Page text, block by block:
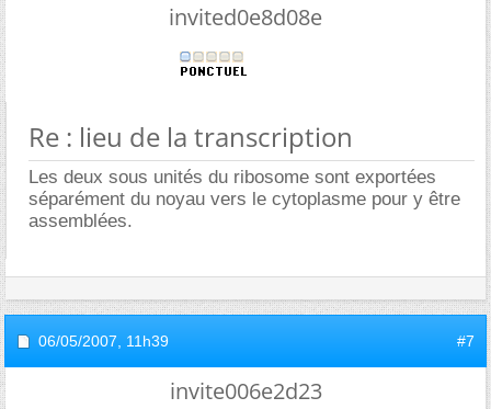
invited0e8d08e
Re : lieu de la transcription
Les deux sous unités du ribosome sont exportées
séparément du noyau vers le cytoplasme pour y être
assemblées.
06/05/2007, 11h39 #7
invite006e2d23